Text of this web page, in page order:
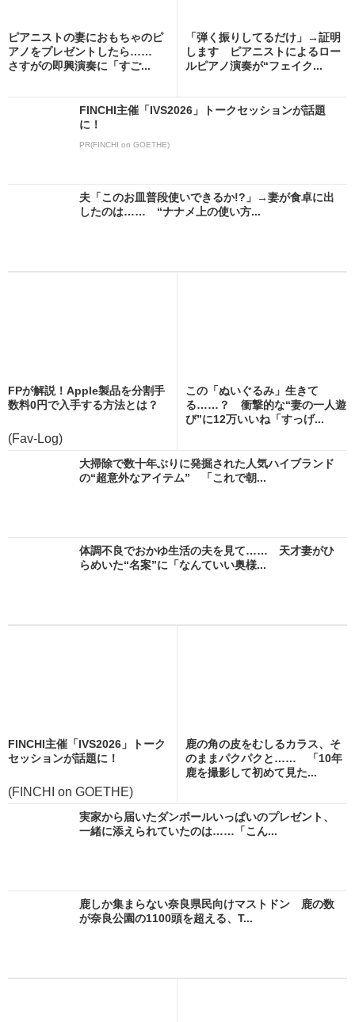
ピアニストの妻におもちゃのピ
アノをプレゼントしたら……
さすがの即興演奏に「すご...
「弾く振りしてるだけ」→証明
します ピアニストによるロー
ルピアノ演奏が“フェイク...
FINCHI主催「IVS2026」トークセッションが話題
に！
PR(FINCHI on GOETHE)
夫「このお皿普段使いできるか!?」→妻が食卓に出
したのは…… “ナナメ上の使い方...
FPが解説！Apple製品を分割手
数料0円で入手する方法とは？
(Fav-Log)
この「ぬいぐるみ」生きて
る……？ 衝撃的な“妻の一人遊
び”に12万いいね「すっげ...
大掃除で数十年ぶりに発掘された人気ハイブランド
の“超意外なアイテム” 「これで朝...
体調不良でおかゆ生活の夫を見て…… 天才妻がひ
らめいた“名案”に「なんていい奥様...
FINCHI主催「IVS2026」トーク
セッションが話題に！
(FINCHI on GOETHE)
鹿の角の皮をむしるカラス、そ
のままパクパクと…… 「10年
鹿を撮影して初めて見た...
実家から届いたダンボールいっぱいのプレゼント、
一緒に添えられていたのは……「こん...
鹿しか集まらない奈良県民向けマストドン 鹿の数
が奈良公園の1100頭を超える、T...